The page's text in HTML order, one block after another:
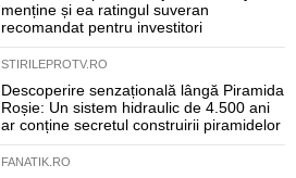
menține și ea ratingul suveran
recomandat pentru investitori
STIRILEPROTV.RO
Descoperire senzațională lângă Piramida
Roșie: Un sistem hidraulic de 4.500 ani
ar conține secretul construirii piramidelor
FANATIK.RO